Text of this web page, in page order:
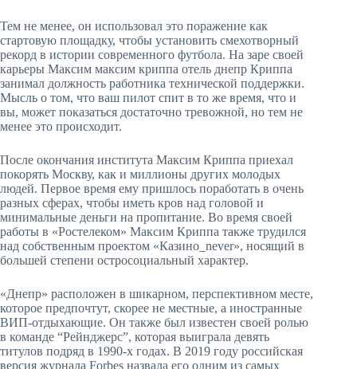
Тем не менее, он использовал это поражение как
стартовую площадку, чтобы установить смехотворный
рекорд в истории современного футбола. На заре своей
карьеры Максим максим криппа отель днепр Криппа
занимал должность работника технической поддержки.
Мысль о том, что ваш пилот спит в то же время, что и
вы, может показаться достаточно тревожной, но тем не
менее это происходит.
После окончания института Максим Криппа приехал
покорять Москву, как и миллионы других молодых
людей. Первое время ему пришлось поработать в очень
разных сферах, чтобы иметь кров над головой и
минимальные деньги на пропитание. Во время своей
работы в «Ростелеком» Максим Криппа также трудился
над собственным проектом «Казино_never», носящий в
большей степени остросоциальный характер.
«Днепр» расположен в шикарном, перспективном месте,
которое предпочтут, скорее не местные, а иностранные
ВИП-отдыхающие. Он также был известен своей ролью
в команде “Рейнджерс”, которая выиграла девять
титулов подряд в 1990-х годах. В 2019 году российская
версия журнала Forbes назвала его одним из самых